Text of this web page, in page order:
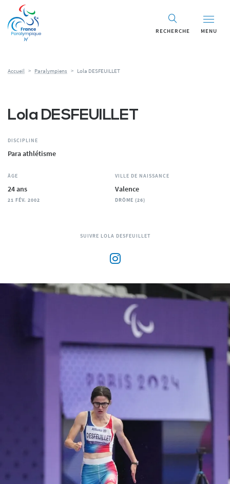
RECHERCHE MENU
Accueil > Paralympiens > Lola DESFEUILLET
Lola DESFEUILLET
DISCIPLINE
Para athlétisme
ÂGE
24 ans
21 FÉV. 2002
VILLE DE NAISSANCE
Valence
DRÔME (26)
SUIVRE LOLA DESFEUILLET
Panneau de gestion des cookies